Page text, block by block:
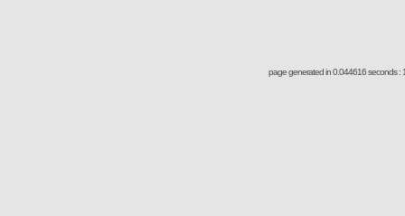
page generated in 0.044616 seconds :